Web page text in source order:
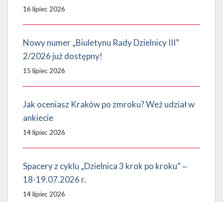
16 lipiec 2026
Nowy numer „Biuletynu Rady Dzielnicy III”
2/2026 już dostępny!
15 lipiec 2026
Jak oceniasz Kraków po zmroku? Weź udział w
ankiecie
14 lipiec 2026
Spacery z cyklu „Dzielnica 3 krok po kroku” ‒
18-19.07.2026 r.
14 lipiec 2026